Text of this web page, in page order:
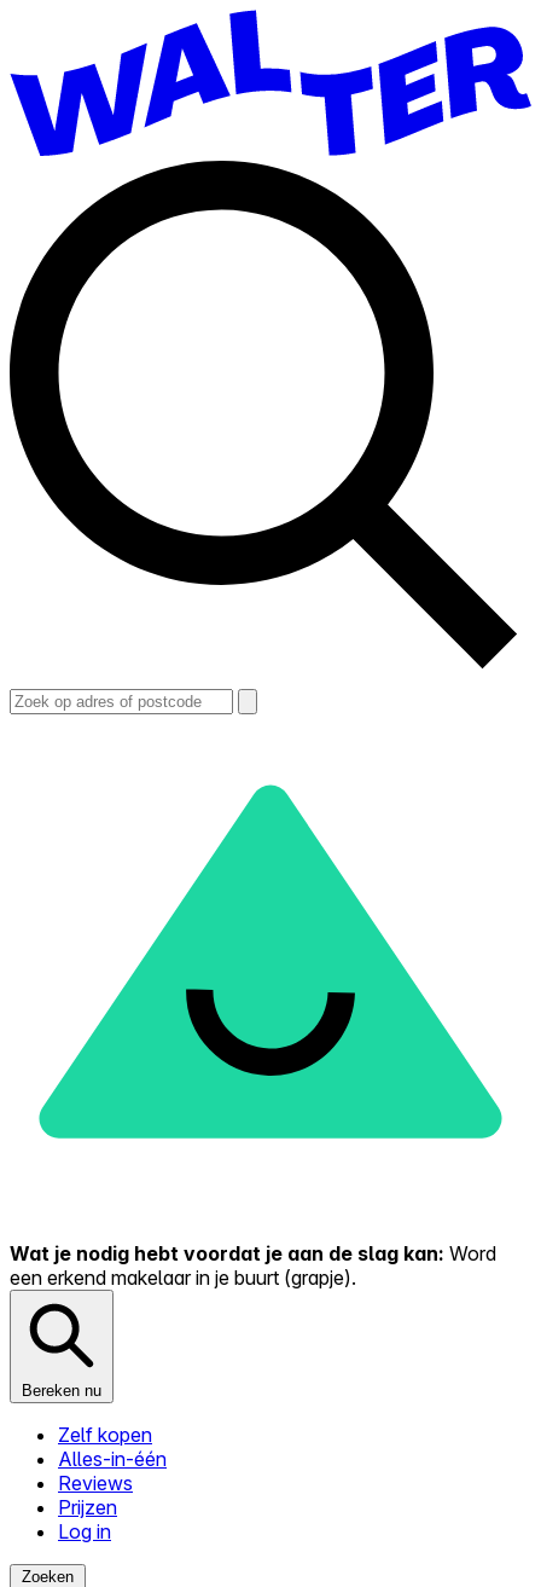
Wat je nodig hebt voordat je aan de slag kan: Word
een erkend makelaar in je buurt (grapje).
Bereken nu
Zelf kopen
Alles-in-één
Reviews
Prijzen
Log in
Zoeken